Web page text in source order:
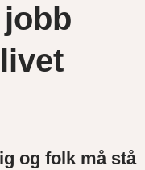
og folk må stå